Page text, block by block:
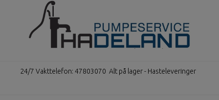
24/7 Vakttelefon: 47803070 Alt på lager - Hasteleveringer